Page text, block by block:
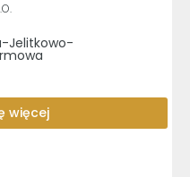
Jelitkowo-
więcej